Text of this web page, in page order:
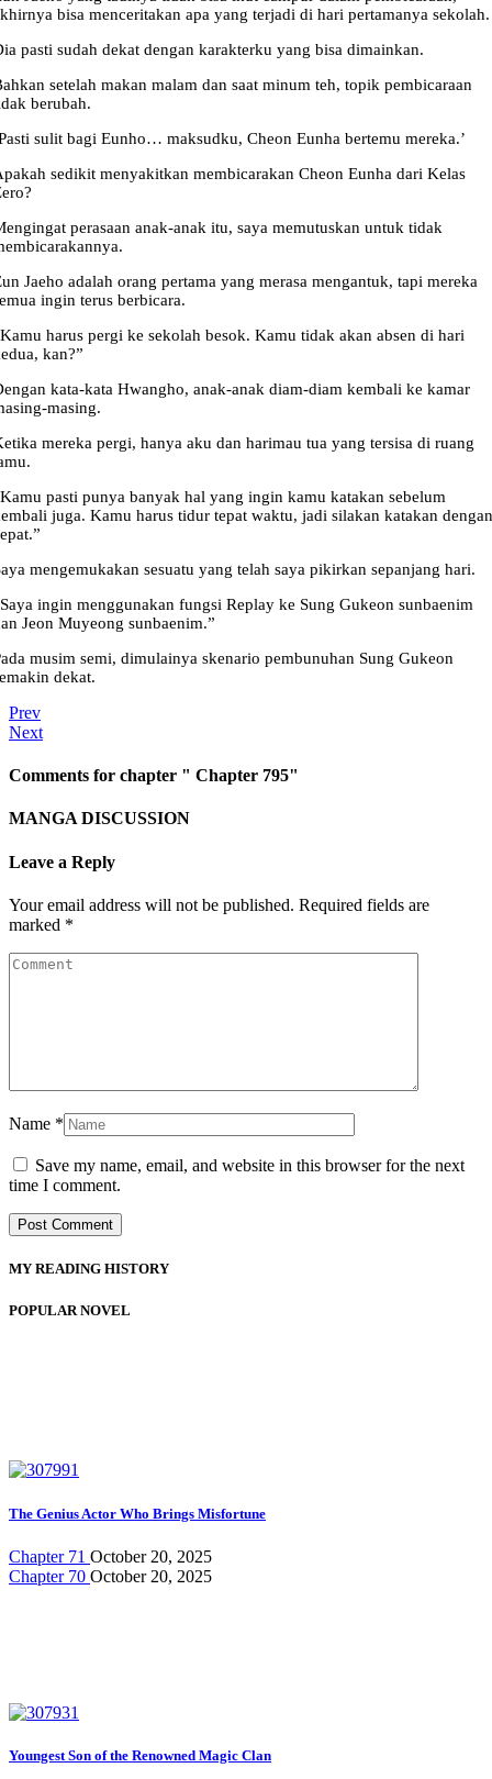
bisa menceritakan apa yang terjadi di hari pertamanya sekolah.
pasti sudah dekat dengan karakterku yang bisa dimainkan.
setelah makan malam dan saat minum teh, topik pembicaraan
berubah.
sulit bagi Eunho… maksudku, Cheon Eunha bertemu mereka.’
sedikit menyakitkan membicarakan Cheon Eunha dari Kelas
perasaan anak-anak itu, saya memutuskan untuk tidak
Jaeho adalah orang pertama yang merasa mengantuk, tapi mereka
ingin terus berbicara.
harus pergi ke sekolah besok. Kamu tidak akan absen di hari
kan?”
kata-kata Hwangho, anak-anak diam-diam kembali ke kamar
masing.
mereka pergi, hanya aku dan harimau tua yang tersisa di ruang
pasti punya banyak hal yang ingin kamu katakan sebelum
juga. Kamu harus tidur tepat waktu, jadi silakan katakan dengan
mengemukakan sesuatu yang telah saya pikirkan sepanjang hari.
ingin menggunakan fungsi Replay ke Sung Gukeon sunbaenim
Jeon Muyeong sunbaenim.”
musim semi, dimulainya skenario pembunuhan Sung Gukeon
dekat.
Prev
Next
Comments for chapter " Chapter 795"
MANGA DISCUSSION
Leave a Reply
Your email address will not be published. Required fields are
marked *
Name *
Save my name, email, and website in this browser for the next
time I comment.
MY READING HISTORY
POPULAR NOVEL
The Genius Actor Who Brings Misfortune
Chapter 71 October 20, 2025
Chapter 70 October 20, 2025
Youngest Son of the Renowned Magic Clan